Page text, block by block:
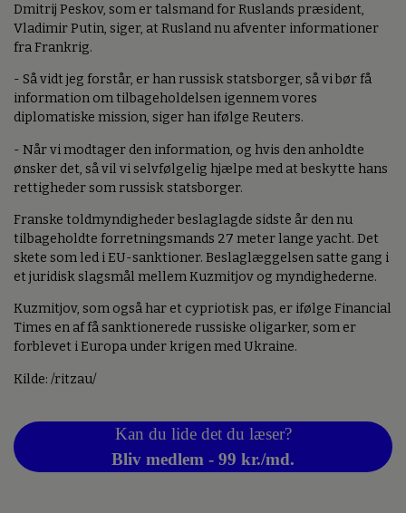
Dmitrij Peskov, som er talsmand for Ruslands præsident,
Vladimir Putin, siger, at Rusland nu afventer informationer
fra Frankrig.
- Så vidt jeg forstår, er han russisk statsborger, så vi bør få
information om tilbageholdelsen igennem vores
diplomatiske mission, siger han ifølge Reuters.
- Når vi modtager den information, og hvis den anholdte
ønsker det, så vil vi selvfølgelig hjælpe med at beskytte hans
rettigheder som russisk statsborger.
Franske toldmyndigheder beslaglagde sidste år den nu
tilbageholdte forretningsmands 27 meter lange yacht. Det
skete som led i EU-sanktioner. Beslaglæggelsen satte gang i
et juridisk slagsmål mellem Kuzmitjov og myndighederne.
Kuzmitjov, som også har et cypriotisk pas, er ifølge Financial
Times en af få sanktionerede russiske oligarker, som er
forblevet i Europa under krigen med Ukraine.
Kilde: /ritzau/
Kan du lide det du læser?
Bliv medlem - 99 kr./md.